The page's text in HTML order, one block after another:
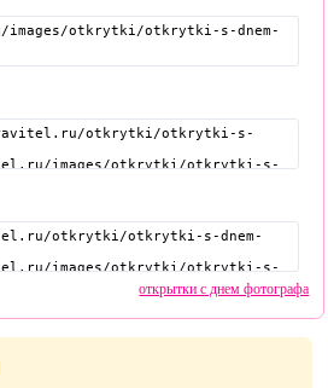
открытки с днем фотографа